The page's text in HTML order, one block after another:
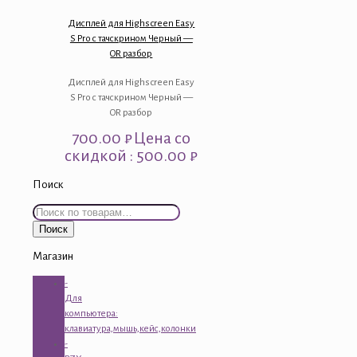
Дисплей для Highscreen Easy
S Pro с тачскрином Черный —
OR разбор
Дисплей для Highscreen Easy
S Pro с тачскрином Черный —
OR разбор
700.00₽Цена со
скидкой : 500.00 ₽
Поиск
Искать:
Поиск
Магазин
-
Для
компьютера:
клавиатура,мышь,кейс,колонки
-